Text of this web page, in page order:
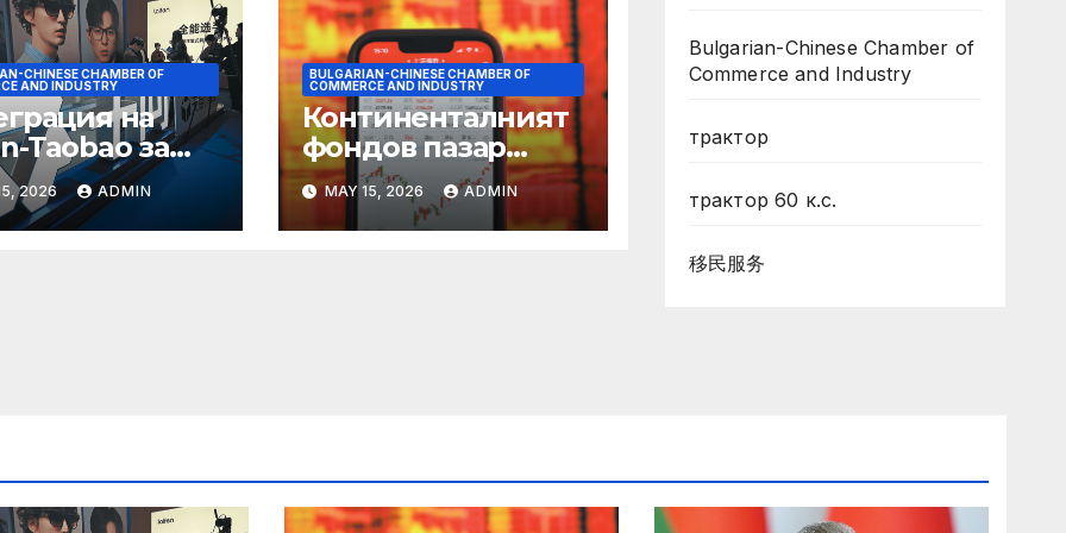
CHINESE CHAMBER OF
AND INDUSTRY
на
Taobao за
на
618
2026 ADMIN
BULGARIAN-CHINESE CHAMBER OF
COMMERCE AND INDUSTRY
Континенталният
фондов пазар
достига 11-
годишен връх
MAY 15, 2026 ADMIN
Bulgarian-Chinese Chamber of
Commerce and Industry
трактор
трактор 60 к.с.
移民服务